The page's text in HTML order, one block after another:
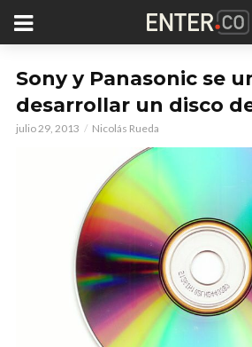
Sony y Panasonic se
desarrollar un disco
julio 29, 2013 Nicolás Rueda